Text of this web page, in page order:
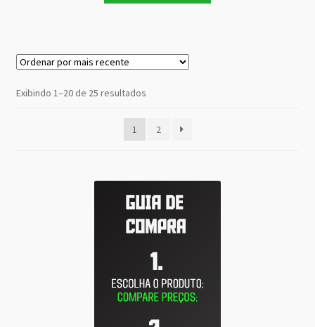
Exibindo 1–20 de 25 resultadosClassificado
recente
1 2